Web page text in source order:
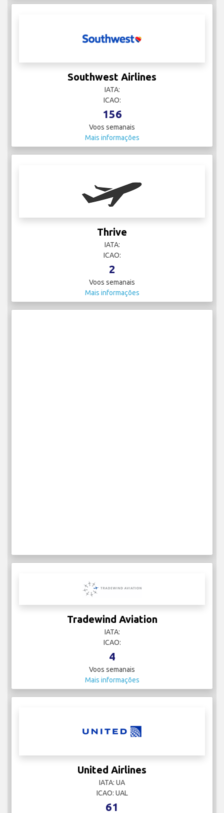
Southwest Airlines
IATA:
ICAO:
156
Voos semanais
Mais informações
Thrive
IATA:
ICAO:
2
Voos semanais
Mais informações
Tradewind Aviation
IATA:
ICAO:
4
Voos semanais
Mais informações
United Airlines
IATA: UA
ICAO: UAL
61